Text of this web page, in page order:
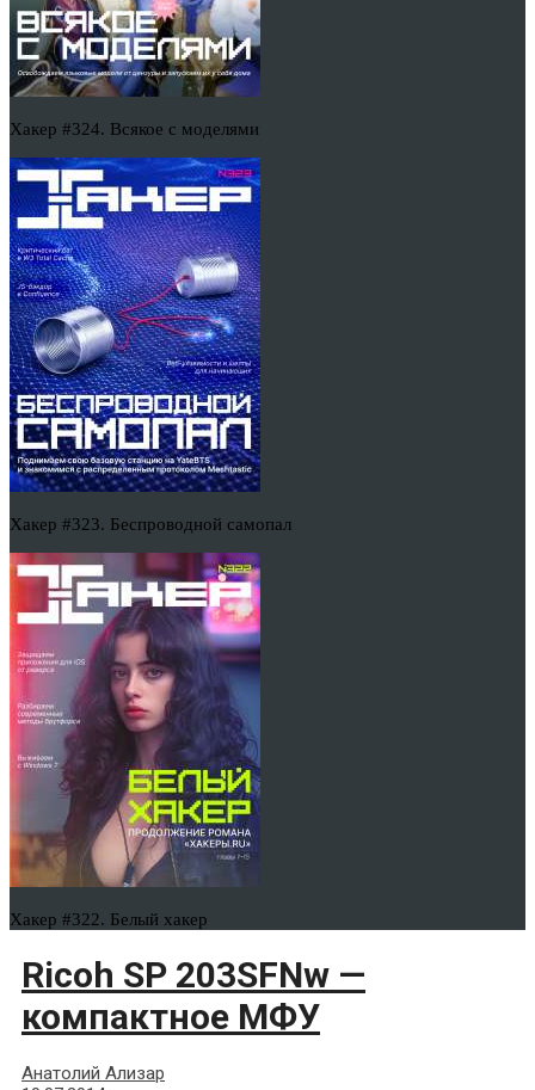
Хакер #324. Всякое с моделями
Хакер #323. Беспроводной самопал
Хакер #322. Белый хакер
Ricoh SP 203SFNw —
компактное МФУ
Анатолий Ализар